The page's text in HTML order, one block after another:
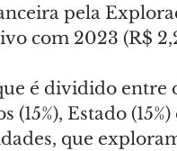
pela
com 2023 (R$
é dividido entre
Estado
que